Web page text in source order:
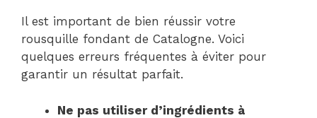
Il est important de bien réussir votre
rousquille fondant de Catalogne. Voici
quelques erreurs fréquentes à éviter pour
garantir un résultat parfait.
Ne pas utiliser d’ingrédients à